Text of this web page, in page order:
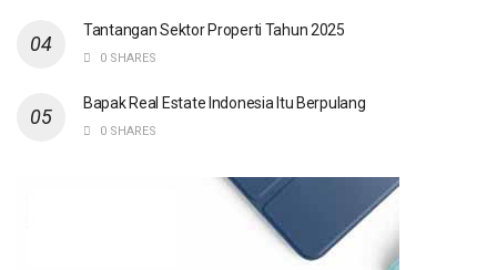
Tantangan Sektor Properti Tahun 2025
0 SHARES
Bapak Real Estate Indonesia Itu Berpulang
0 SHARES